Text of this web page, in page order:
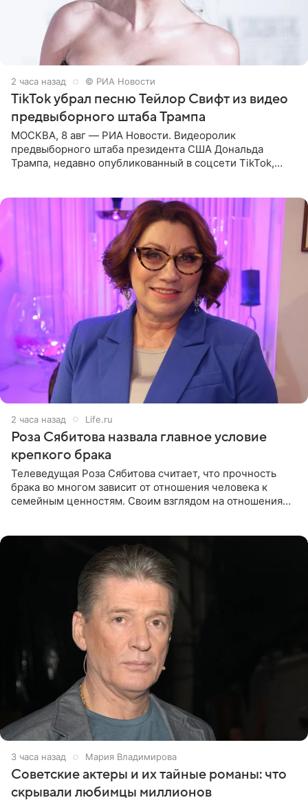
2 часа назад © РИА Новости
TikTok убрал песню Тейлор Свифт из видео
предвыборного штаба Трампа
МОСКВА, 8 авг — РИА Новости. Видеоролик
предвыборного штаба президента США Дональда
Трампа, недавно опубликованный в соцсети TikTok,
2 часа назад Life.ru
Роза Сябитова назвала главное условие
крепкого брака
Телеведущая Роза Сябитова считает, что прочность
брака во многом зависит от отношения человека к
семейным ценностям. Своим взглядом на отношения
3 часа назад Мария Владимирова
Советские актеры и их тайные романы: что
скрывали любимцы миллионов